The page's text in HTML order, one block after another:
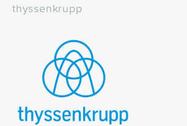
thyssenkrupp